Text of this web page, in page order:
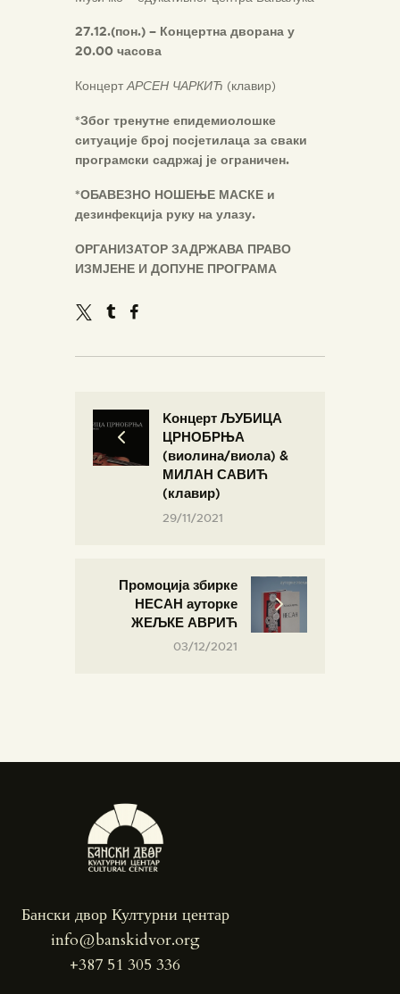
27.12.(пон.) – Концертна дворана у
20.00 часова
КонцертАРСЕН ЧАРКИЋ (клавир)
*Због тренутне епидемиолошке
ситуације број посјетилаца за сваки
програмски садржај је ограничен.
*ОБАВЕЗНО НОШЕЊЕ МАСКЕ и
дезинфекција руку на улазу.
ОРГАНИЗАТОР ЗАДРЖАВА ПРАВО
ИЗМЈЕНЕ И ДОПУНЕ ПРОГРАМА
Kонцерт ЉУБИЦА
ЦРНОБРЊА
(виолина/виола) &
МИЛАН САВИЋ
(клавир)
29/11/2021
Промоција збирке
НЕСАН ауторке
ЖЕЉКЕ АВРИЋ
03/12/2021
Бански двор Културни центар
info@banskidvor.org
+387 51 305 336